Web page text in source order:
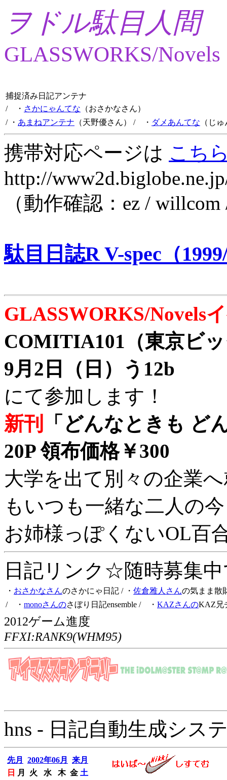
ヲドル駄目人間
GLASSWORKS/Novels
捕捉済み日記アンテナ
/ ・ さかにゃんてな （おさかなさん）
/ ・ あまねアンテナ （天野優さん） / ・ ダメあんてな （じ
携帯対応ページは こち
http://
（動作確認：ez /
駄目日誌R V-spec（
GLASSWORKS/Novels
COMITIA101（東京ビ
9月2日（日）う12b
にて参加します！
新刊
「どんなときも ど
20P 領布価格￥300
大学を出て別々の企業
もいつも一緒な二人の
お姉様っぽくないOL百
日記リンク☆随時募集
・ おさかなさんのさかにゃ日記 / ・ 佐倉雅人さんの気まま散
/ ・ monoさんのさぼり日記ensemble / ・ KAZさんのKAZ兄
2012ゲーム進度
FFXI:RANK9(WHM95)
hns - 日記自動生成シス
先月 2002年06月
来月
日
月 火 水 木 金 土